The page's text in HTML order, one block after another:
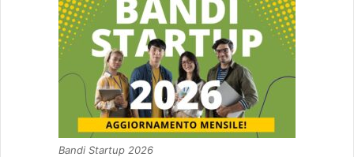
Bandi Startup 2026